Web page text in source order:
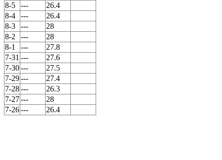
8-5
---
26.4
8-4
---
26.4
8-3
---
28
8-2
---
28
8-1
---
27.8
7-31 ---
27.6
7-30---
27.5
7-29---
27.4
7-28---
26.3
7-27---
28
7-26--- 26.4